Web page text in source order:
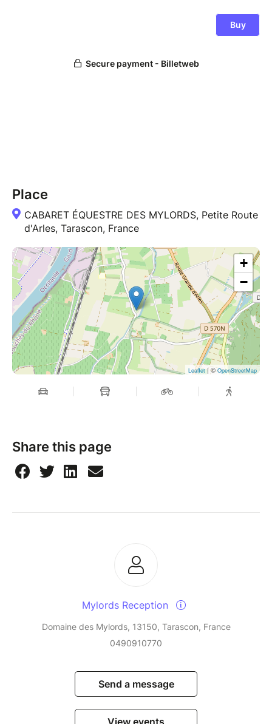
Place
CABARET ÉQUESTRE DES MYLORDS, Petite Route
d'Arles, Tarascon, France
+
−
Leaflet| ©OpenStreetMap
Share this page
Mylords Reception
Domaine des Mylords, 13150, Tarascon, France
0490910770
Send a message